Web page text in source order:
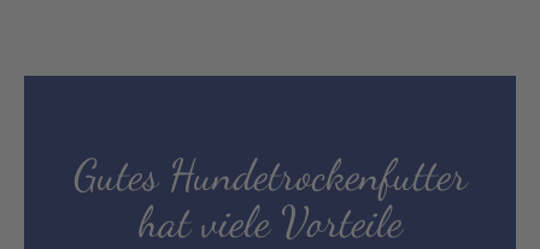
Gutes Hundetrockenfutter
hat viele Vorteile